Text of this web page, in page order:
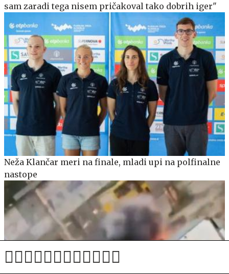
sam zaradi tega nisem pričakoval tako dobrih iger"
Neža Klančar meri na finale, mladi upi na polfinalne
nastope